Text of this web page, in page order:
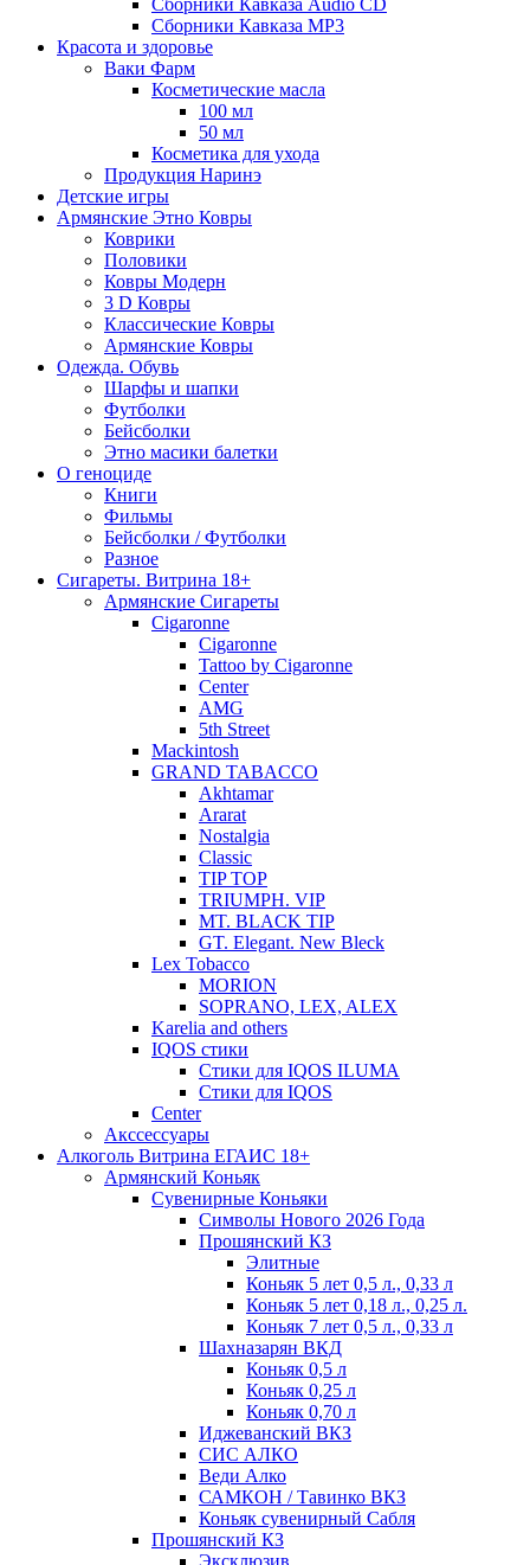
Сборники Кавказа Audio CD
Сборники Кавказа MP3
Красота и здоровье
Ваки Фарм
Косметические масла
100 мл
50 мл
Косметика для ухода
Продукция Наринэ
Детские игры
Армянские Этно Ковры
Коврики
Половики
Ковры Модерн
3 D Ковры
Классические Ковры
Армянские Ковры
Одежда. Обувь
Шарфы и шапки
Футболки
Бейсболки
Этно масики балетки
О геноциде
Книги
Фильмы
Бейсболки / Футболки
Разное
Сигареты. Витрина 18+
Армянские Сигареты
Cigaronne
Cigaronne
Tattoo by Cigaronne
Center
AMG
5th Street
Mackintosh
GRAND TABACCO
Akhtamar
Ararat
Nostalgia
Classic
TIP TOP
TRIUMPH. VIP
MT. BLACK TIP
GT. Elegant. New Bleck
Lex Tobacco
MORION
SOPRANO, LEX, ALEX
Karelia and others
IQOS стики
Стики для IQOS ILUMA
Стики для IQOS
Сenter
Акссессуары
Алкоголь Витрина ЕГАИС 18+
Армянский Коньяк
Сувенирные Коньяки
Символы Нового 2026 Года
Прошянский КЗ
Элитные
Коньяк 5 лет 0,5 л., 0,33 л
Коньяк 5 лет 0,18 л., 0,25 л.
Коньяк 7 лет 0,5 л., 0,33 л
Шахназарян ВКД
Коньяк 0,5 л
Коньяк 0,25 л
Коньяк 0,70 л
Иджеванский ВКЗ
СИС АЛКО
Веди Алко
САМКОН / Тавинко ВКЗ
Коньяк сувенирный Сабля
Прошянский КЗ
Эксклюзив